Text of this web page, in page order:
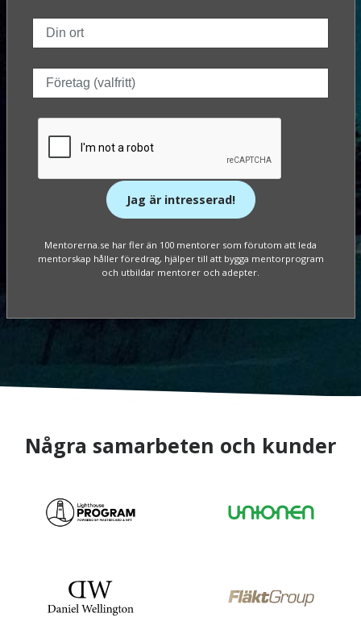
Jag är intresserad!
Mentorerna.se har fler än 100 mentorer som förutom att leda
mentorskap håller föredrag, hjälper till att bygga mentorprogram
och utbildar mentorer och adepter.
Några samarbeten och kunder